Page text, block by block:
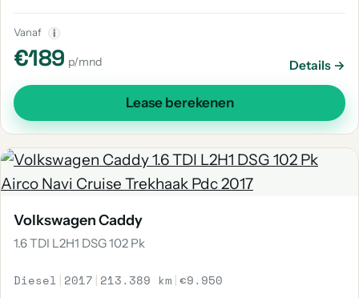
Vanaf i
€189 p/mnd Details →
Lease berekenen
Volkswagen Caddy
1.6 TDI L2H1 DSG 102 Pk
Diesel | 2017 | 213.389 km |€9.950